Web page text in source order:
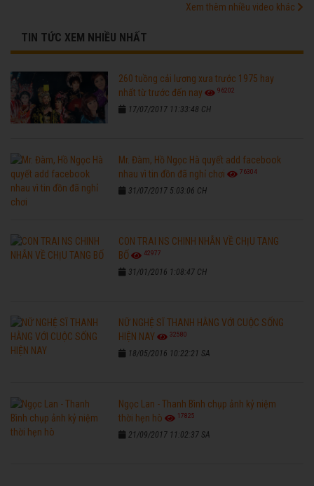
Xem thêm nhiều video khác
TIN TỨC XEM NHIỀU NHẤT
260 tuồng cải lương xưa trước 1975 hay
nhất từ trước đến nay
96202
17/07/2017 11:33:48 CH
Mr. Đàm, Hồ Ngọc Hà quyết add facebook
nhau vì tin đồn đã nghỉ chơi
76304
31/07/2017 5:03:06 CH
CON TRAI NS CHINH NHẪN VỀ CHỊU TANG
BỐ
42977
31/01/2016 1:08:47 CH
NỮ NGHỆ SĨ THANH HẰNG VỚI CUỘC SỐNG
HIỆN NAY
32580
18/05/2016 10:22:21 SA
Ngọc Lan - Thanh Bình chụp ảnh kỷ niệm
thời hẹn hò
17825
21/09/2017 11:02:37 SA